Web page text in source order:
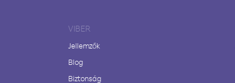
VIBER
Jellemzők
Blog
Biztonság